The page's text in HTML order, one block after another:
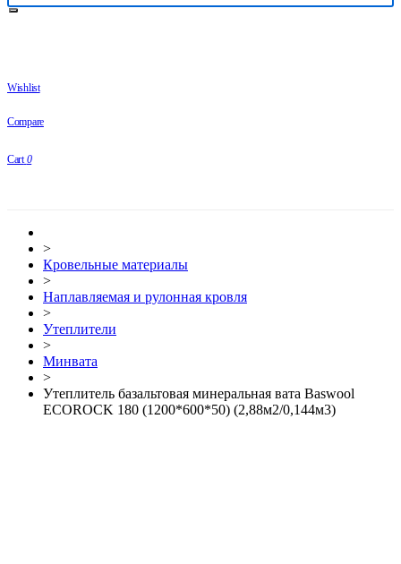
Wishlist
Compare
Cart 0
>
Кровельные материалы
>
Наплавляемая и рулонная кровля
>
Утеплители
>
Минвата
>
Утеплитель базальтовая минеральная вата Baswool
ECOROCK 180 (1200*600*50) (2,88м2/0,144м3)